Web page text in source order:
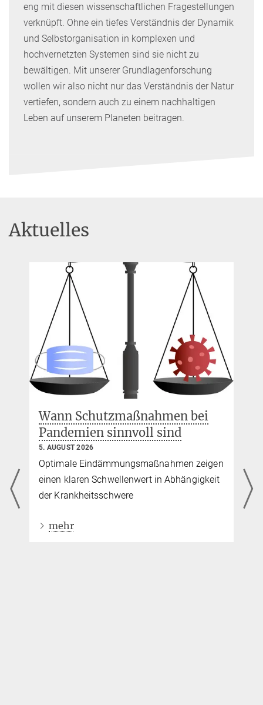
eng mit diesen wissenschaftlichen Fragestellungen
verknüpft. Ohne ein tiefes Verständnis der Dynamik
und Selbstorganisation in komplexen und
hochvernetzten Systemen sind sie nicht zu
bewältigen. Mit unserer Grundlagenforschung
wollen wir also nicht nur das Verständnis der Natur
vertiefen, sondern auch zu einem nachhaltigen
Leben auf unserem Planeten beitragen.
Aktuelles
Wann Schutzmaßnahmen bei
Pandemien sinnvoll sind
5. AUGUST 2026
Optimale Eindämmungsmaßnahmen zeigen
einen klaren Schwellenwert in Abhängigkeit
der Krankheitsschwere
mehr